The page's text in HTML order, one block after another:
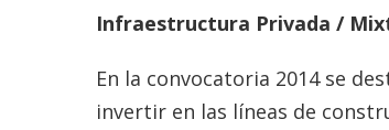
Infraestructura Privada /
En la convocatoria 2014 se
invertir en las líneas de